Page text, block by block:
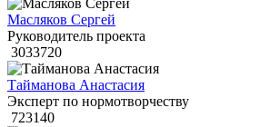
Масляков Сергей
Руководитель проекта
3033720
Тайманова Анастасия
Эксперт по нормотворчеству
723140